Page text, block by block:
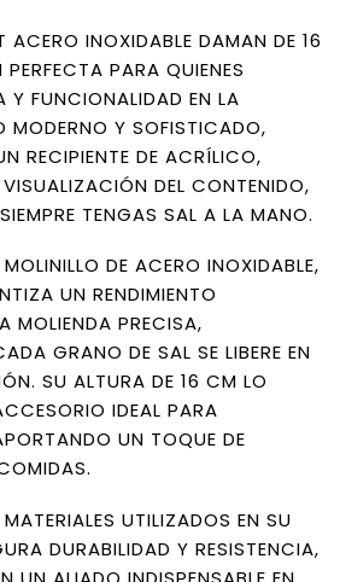
ACERO INOXIDABLE DAMAN DE 16
PARA QUIENES
Y FUNCIONALIDAD EN LA
MODERNO Y SOFISTICADO,
RECIPIENTE DE ACRÍLICO,
DEL CONTENIDO,
TENGAS SAL A LA MANO.
DE ACERO INOXIDABLE,
UN RENDIMIENTO
MOLIENDA PRECISA,
GRANO DE SAL SE LIBERE EN
SU ALTURA DE 16 CM LO
IDEAL PARA
UN TOQUE DE
UTILIZADOS EN SU
DURABILIDAD Y RESISTENCIA,